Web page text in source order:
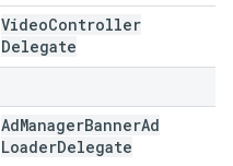
VideoController
Delegate
AdManagerBannerAd
LoaderDelegate